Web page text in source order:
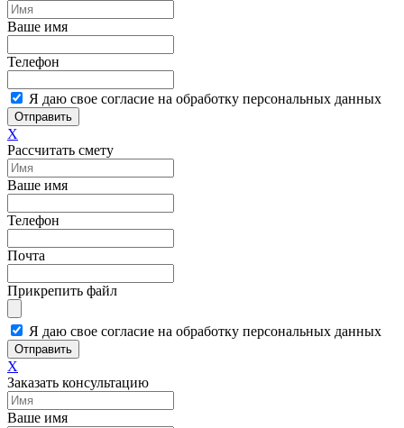
Ваше имя
Телефон
Я даю свое согласие на обработку персональных данных
Отправить
X
Рассчитать смету
Ваше имя
Телефон
Почта
Прикрепить файл
Я даю свое согласие на обработку персональных данных
Отправить
X
Заказать консультацию
Ваше имя